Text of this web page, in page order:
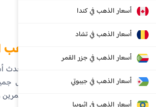
أسعار الذهب في كندا
أسعار الذهب في تشاد
أسعار الذهب في جزر القمر
أسعار الذهب في جيبوتي
تابع
تفاصيل